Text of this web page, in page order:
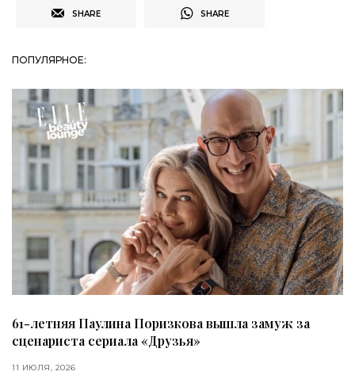
SHARE SHARE
ПОПУЛЯРНОЕ:
61-летняя Паулина Поризкова вышла замуж за
сценариста сериала «Друзья»
11 ИЮЛЯ, 2026